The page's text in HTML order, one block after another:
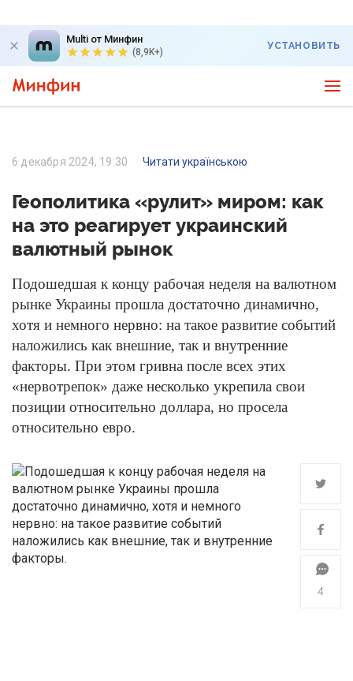
Multi от Минфин
(8,9K+)
УСТАНОВИТЬ
6 декабря 2024, 19:30 Читати українською
Геополитика «рулит» миром: как
на это реагирует украинский
валютный рынок
Подошедшая к концу рабочая неделя на валютном
рынке Украины прошла достаточно динамично,
хотя и немного нервно: на такое развитие событий
наложились как внешние, так и внутренние
факторы. При этом гривна после всех этих
«нервотрепок» даже несколько укрепила свои
позиции относительно доллара, но просела
относительно евро.
4